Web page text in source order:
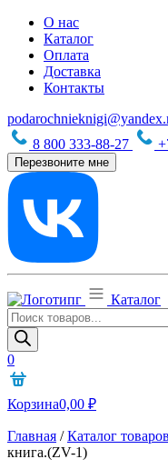
О нас
Каталог
Оплата
Доставка
Контакты
8 800 333-88-27
Перезвоните мне
Каталог
Поиск
товаров
0
Корзина0,00 ₽
Главная /Каталог товаров
книга.(ZV-1)